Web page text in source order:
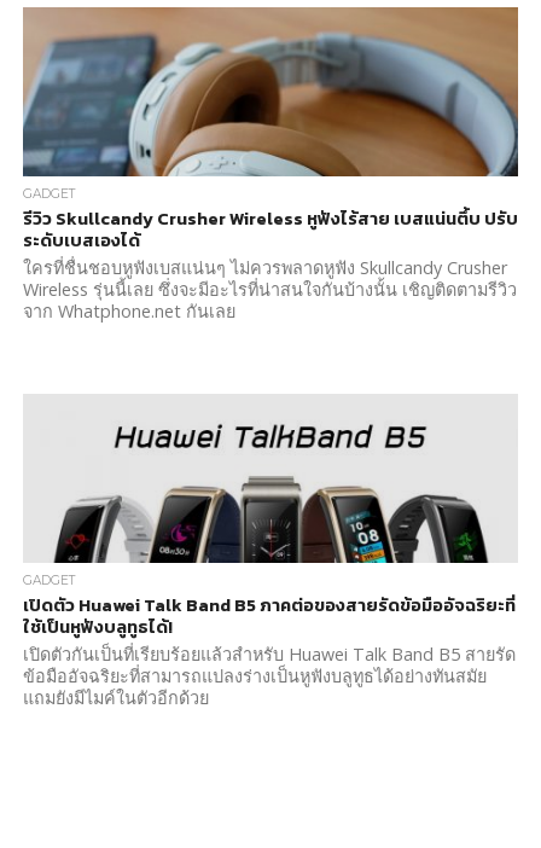
GADGET
รีวิว Skullcandy Crusher Wireless หูฟังไร้สาย เบสแน่นตึ้บ ปรับ
ระดับเบสเองได้
ใครที่ชื่นชอบหูฟังเบสแน่นๆ ไม่ควรพลาดหูฟัง Skullcandy Crusher
Wireless รุ่นนี้เลย ซึ่งจะมีอะไรที่น่าสนใจกันบ้างนั้น เชิญติดตามรีวิว
จาก Whatphone.net กันเลย
GADGET
เปิดตัว Huawei Talk Band B5 ภาคต่อของสายรัดข้อมืออัจฉริยะที่
ใช้เป็นหูฟังบลูทูธได้!
เปิดตัวกันเป็นที่เรียบร้อยแล้วสำหรับ Huawei Talk Band B5 สายรัด
ข้อมืออัจฉริยะที่สามารถแปลงร่างเป็นหูฟังบลูทูธได้อย่างทันสมัย
แถมยังมีไมค์ในตัวอีกด้วย